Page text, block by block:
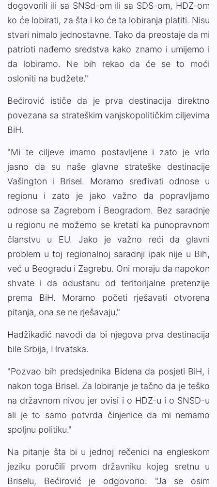
dogovorili ili sa SNSd-om ili sa SDS-om, HDZ-om
ko će lobirati, za šta i ko će ta lobiranja platiti. Nisu
stvari nimalo jednostavne. Tako da preostaje da mi
patrioti nađemo sredstva kako znamo i umijemo i
da lobiramo. Ne bih rekao da će se to moći
osloniti na budžete."
Bećirović ističe da je prva destinacija direktno
povezana sa strateškim vanjskopolitičkim ciljevima
BiH.
"Mi te ciljeve imamo postavljene i zato je vrlo
jasno da su naše glavne strateške destinacije
Vašington i Brisel. Moramo sređivati odnose u
regionu i zato je jako važno da popravljamo
odnose sa Zagrebom i Beogradom. Bez saradnje
u regionu ne možemo se kretati ka punopravnom
članstvu u EU. Jako je važno reći da glavni
problem u toj regionalnoj saradnji ipak nije u Bih,
već u Beogradu i Zagrebu. Oni moraju da napokon
shvate i da odustanu od teritorijalne pretenzije
prema BiH. Moramo početi rješavati otvorena
pitanja, ona se ne rješavaju."
Hadžikadić navodi da bi njegova prva destinacija
bile Srbija, Hrvatska.
"Pozvao bih predsjednika Bidena da posjeti BiH, i
nakon toga Brisel. Za lobiranje je tačno da je teško
na državnom nivou jer ovisi i o HDZ-u i o SNSD-u
ali je to samo potvrda činjenice da mi nemamo
spoljnu politiku."
Na pitanje šta bi u jednoj rečenici na engleskom
jeziku poručili prvom državniku kojeg sretnu u
Briselu, Bećirović je odgovorio: "Ja se osim